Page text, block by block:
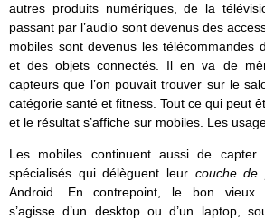
autres produits numériques, de la
passant par l’audio sont devenus des
mobiles sont devenus les télécommandes
et des objets connectés. Il en va de
capteurs que l’on pouvait trouver sur le
catégorie santé et fitness. Tout ce qui peut
et le résultat s’affiche sur mobiles. Les
Les mobiles continuent aussi de
spécialisés qui délèguent leur couche de
Android. En contrepoint, le bon vieux
s’agisse d’un desktop ou d’un laptop,